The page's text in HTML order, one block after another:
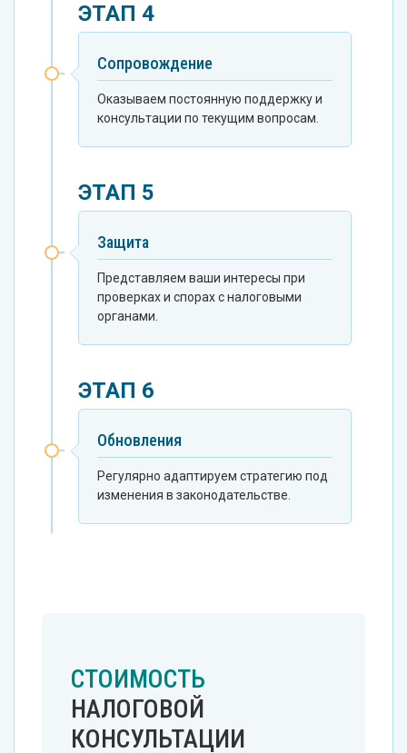
ЭТАП 4
Сопровождение
Оказываем постоянную поддержку и
консультации по текущим вопросам.
ЭТАП 5
Защита
Представляем ваши интересы при
проверках и спорах с налоговыми
органами.
ЭТАП 6
Обновления
Регулярно адаптируем стратегию под
изменения в законодательстве.
СТОИМОСТЬ
НАЛОГОВОЙ
КОНСУЛЬТАЦИИ